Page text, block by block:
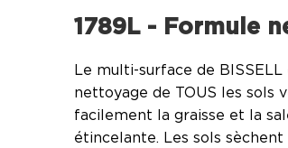
1789L - Formule
Le multi-surface de
nettoyage de TOUS les sols
facilement la graisse et la
étincelante. Les sols